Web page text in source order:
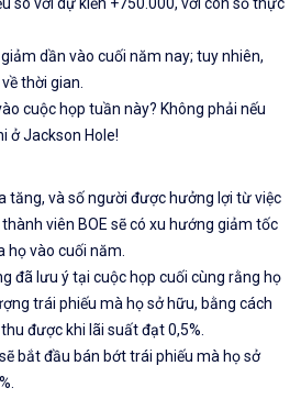
so với dự kiến ​​+750.000, với con số thực
dần vào cuối năm nay; tuy nhiên,
thời gian.
cuộc họp tuần này? Không phải nếu
ở Jackson Hole!
tăng, và số người được hưởng lợi từ việc
viên BOE sẽ có xu hướng giảm tốc
họ vào cuối năm.
đã lưu ý tại cuộc họp cuối cùng rằng họ
trái phiếu mà họ sở hữu, bằng cách
được khi lãi suất đạt 0,5%.
bắt đầu bán bớt trái phiếu mà họ sở